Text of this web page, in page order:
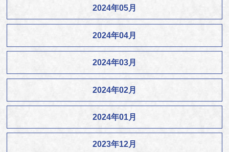
2024年05月
2024年04月
2024年03月
2024年02月
2024年01月
2023年12月